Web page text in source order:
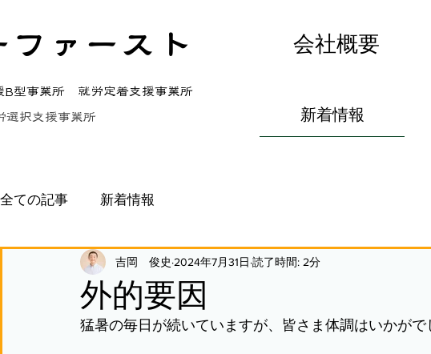
ァースト
型事業所 就労定着支援事業所
択支援事業所
会社概要
新着情報
全ての記事 新着情報
外的要因
吉岡 俊史 2024年7月31日 読了時間: 2分
猛暑の毎日が続いていますが、皆さま体調はいかがで